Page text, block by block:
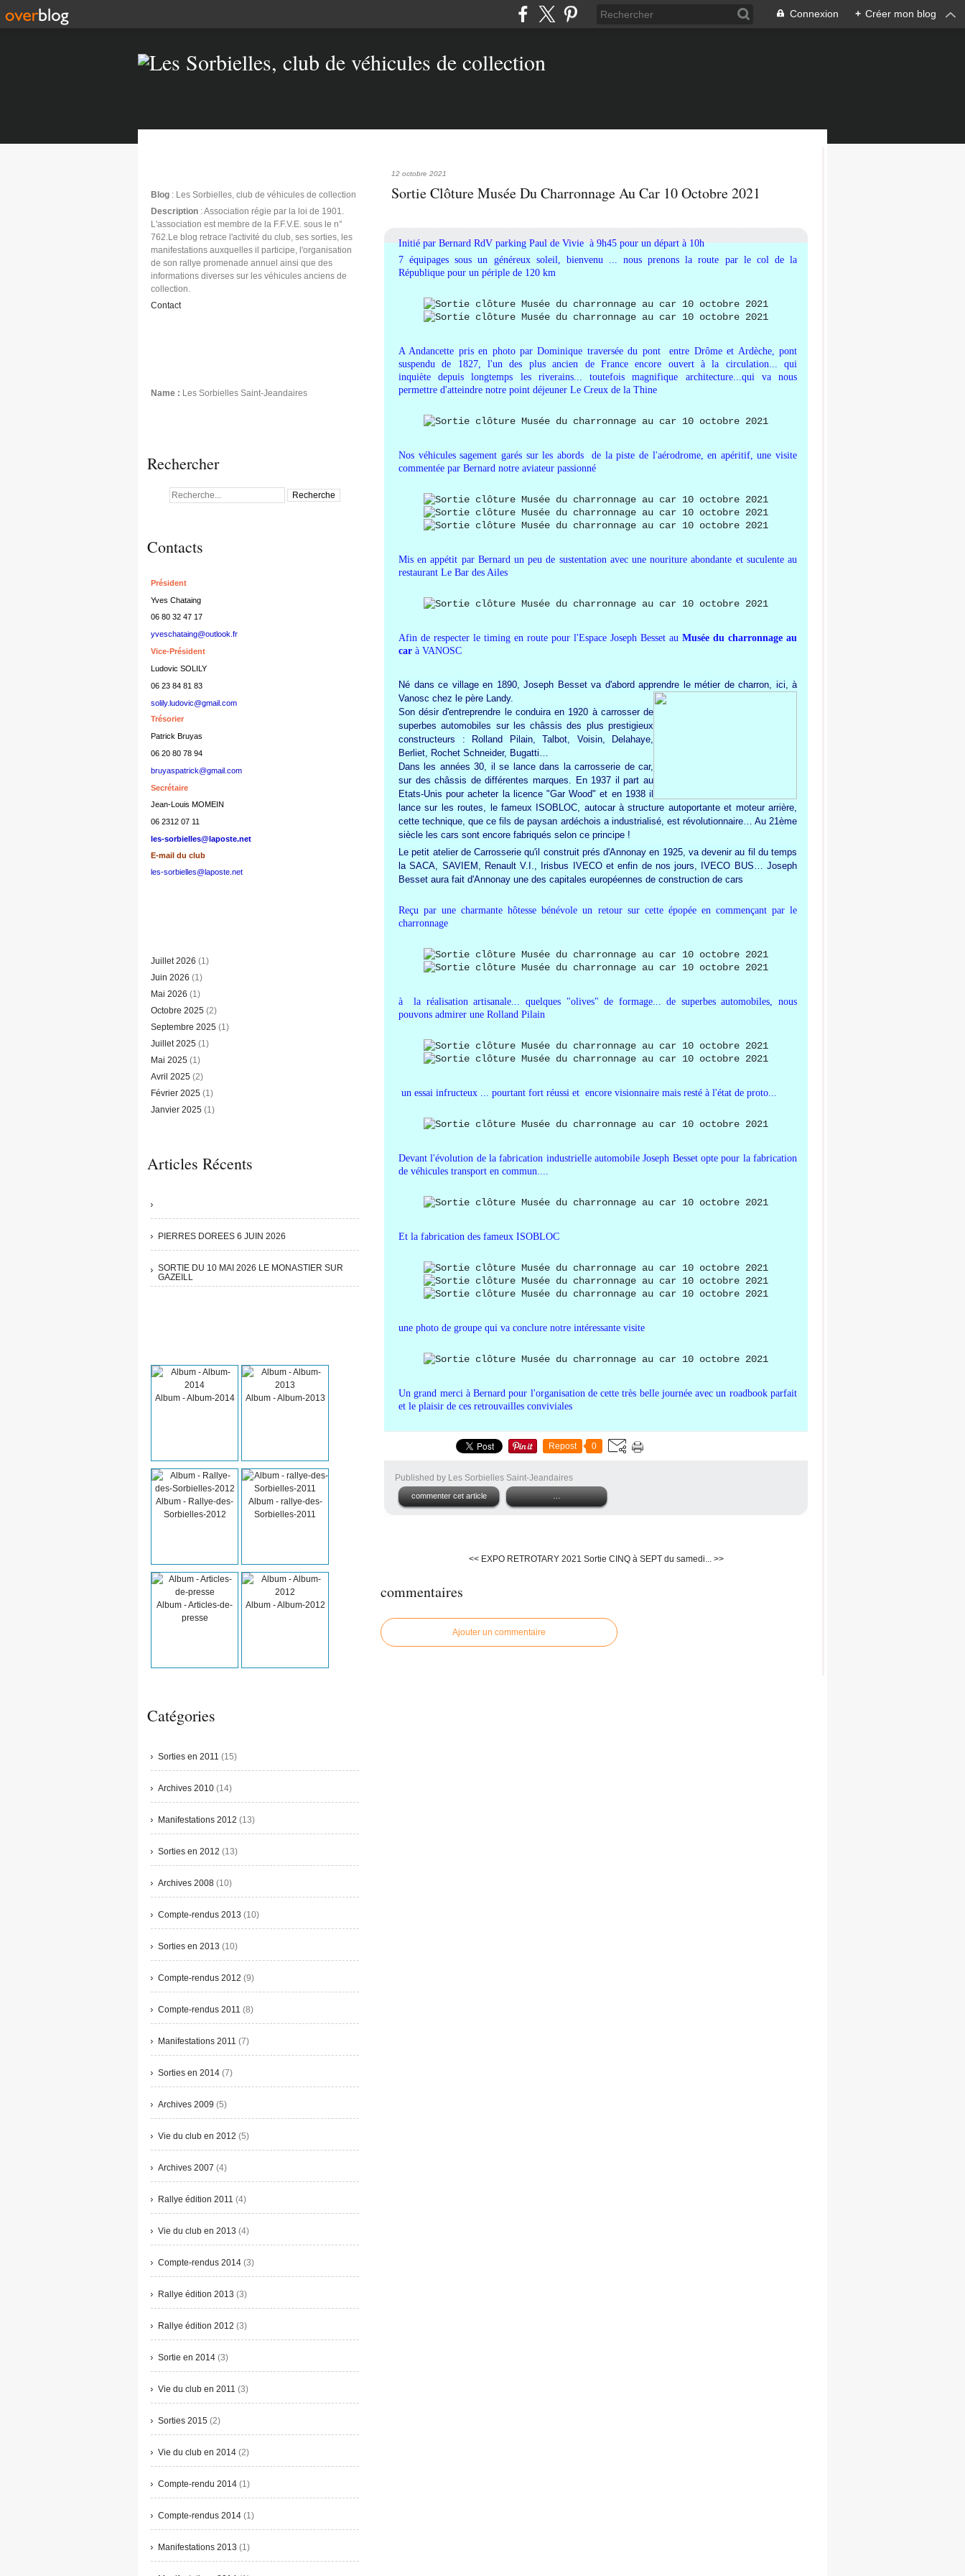
Connexion + Créer mon blog
Blog : Les Sorbielles, club de véhicules de collection
Description : Association régie par la loi de 1901.
L'association est membre de la F.F.V.E. sous le n°
762.Le blog retrace l'activité du club, ses sorties, les
manifestations auxquelles il participe, l'organisation
de son rallye promenade annuel ainsi que des
informations diverses sur les véhicules anciens de
collection.
Contact
Name : Les Sorbielles Saint-Jeandaires
Rechercher
Contacts
Président
Yves Chataing
06 80 32 47 17
yveschataing@outlook.fr
Vice-Président
Ludovic SOLILY
06 23 84 81 83
solily.ludovic@gmail.com
Trésorier
Patrick Bruyas
06 20 80 78 94
bruyaspatrick@gmail.com
Secrétaire
Jean-Louis MOMEIN
06 2312 07 11
les-sorbielles@laposte.net
E-mail du club
les-sorbielles@laposte.net
Juillet 2026 (1)
Juin 2026 (1)
Mai 2026 (1)
Octobre 2025 (2)
Septembre 2025 (1)
Juillet 2025 (1)
Mai 2025 (1)
Avril 2025 (2)
Février 2025 (1)
Janvier 2025 (1)
Articles Récents
PIERRES DOREES 6 JUIN 2026
SORTIE DU 10 MAI 2026 LE MONASTIER SUR
GAZEILL
Album - Album-2014 Album - Album-2013
Album - Rallye-des-
Sorbielles-2012
Album - rallye-des-
Sorbielles-2011
Album - Articles-de-
presse
Album - Album-2012
Catégories
Sorties en 2011 (15)
Archives 2010 (14)
Manifestations 2012 (13)
Sorties en 2012 (13)
Archives 2008 (10)
Compte-rendus 2013 (10)
Sorties en 2013 (10)
Compte-rendus 2012 (9)
Compte-rendus 2011 (8)
Manifestations 2011 (7)
Sorties en 2014 (7)
Archives 2009 (5)
Vie du club en 2012 (5)
Archives 2007 (4)
Rallye édition 2011 (4)
Vie du club en 2013 (4)
Compte-rendus 2014 (3)
Rallye édition 2013 (3)
Rallye édition 2012 (3)
Sortie en 2014 (3)
Vie du club en 2011 (3)
Sorties 2015 (2)
Vie du club en 2014 (2)
Compte-rendu 2014 (1)
Compte-rendus 2014 (1)
Manifestations 2013 (1)
12 octobre 2021
Sortie Clôture Musée Du Charronnage Au Car 10 Octobre 2021
Initié par Bernard RdV parking Paul de Vivie à 9h45 pour un départ à 10h
7 équipages sous un généreux soleil, bienvenu ... nous prenons la route par le col de la
République pour un périple de 120 km
A Andancette pris en photo par Dominique traversée du pont entre Drôme et Ardèche, pont
suspendu de 1827, l'un des plus ancien de France encore ouvert à la circulation... qui
inquiète depuis longtemps les riverains... toutefois magnifique architecture...qui va nous
permettre d'atteindre notre point déjeuner Le Creux de la Thine
Nos véhicules sagement garés sur les abords de la piste de l'aérodrome, en apéritif, une visite
commentée par Bernard notre aviateur passionné
Mis en appétit par Bernard un peu de sustentation avec une nouriture abondante et suculente au
restaurant Le Bar des Ailes
Afin de respecter le timing en route pour l'Espace Joseph Besset au Musée du charronnage au
car à VANOSC
Né dans ce village en 1890, Joseph Besset va d'abord apprendre le métier de charron, ici, à
Vanosc chez le père Landy.
Son désir d'entreprendre le conduira en 1920 à carrosser de
superbes automobiles sur les châssis des plus prestigieux
constructeurs : Rolland Pilain, Talbot, Voisin, Delahaye,
Berliet, Rochet Schneider, Bugatti…
Dans les années 30, il se lance dans la carrosserie de car,
sur des châssis de différentes marques. En 1937 il part au
Etats-Unis pour acheter la licence "Gar Wood" et en 1938 il
lance sur les routes, le fameux ISOBLOC, autocar à structure autoportante et moteur arrière,
cette technique, que ce fils de paysan ardéchois a industrialisé, est révolutionnaire… Au 21ème
siècle les cars sont encore fabriqués selon ce principe !
Le petit atelier de Carrosserie qu'il construit prés d'Annonay en 1925, va devenir au fil du temps
la SACA, SAVIEM, Renault V.I., Irisbus IVECO et enfin de nos jours, IVECO BUS… Joseph
Besset aura fait d'Annonay une des capitales européennes de construction de cars
Reçu par une charmante hôtesse bénévole un retour sur cette épopée en commençant par le
charronnage
à la réalisation artisanale... quelques "olives" de formage... de superbes automobiles, nous
pouvons admirer une Rolland Pilain
un essai infructeux ... pourtant fort réussi et encore visionnaire mais resté à l'état de proto...
Devant l'évolution de la fabrication industrielle automobile Joseph Besset opte pour la fabrication
de véhicules transport en commun....
Et la fabrication des fameux ISOBLOC
une photo de groupe qui va conclure notre intéressante visite
Un grand merci à Bernard pour l'organisation de cette très belle journée avec un roadbook parfait
et le plaisir de ces retrouvailles conviviales
Repost 0
Published by Les Sorbielles Saint-Jeandaires
commenter cet article …
<< EXPO RETROTARY 2021 Sortie CINQ à SEPT du samedi... >>
commentaires
Ajouter un commentaire